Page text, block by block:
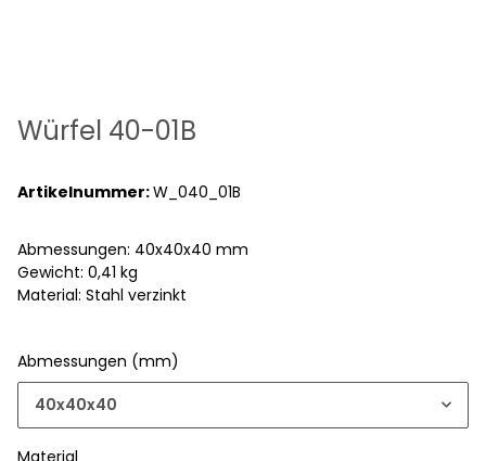
Würfel 40-01B
Artikelnummer:W_040_01B
Abmessungen: 40x40x40 mm
Gewicht: 0,41 kg
Material: Stahl verzinkt
Abmessungen (mm)
40x40x40
Material